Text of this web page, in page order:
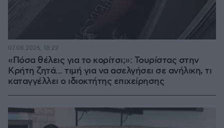
«Πόσα θέλεις για το κορίτσι;»: Τουρίστας στην
Κρήτη ζητά... τιμή για να ασελγήσει σε ανήλικη, τι
καταγγέλλει ο ιδιοκτήτης επιχείρησης
07.08.2026, 18:22